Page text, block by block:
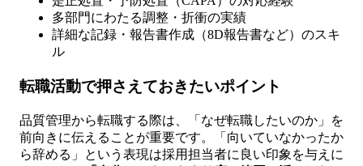
多部門にわたる調整・折衝の実績
詳細な記録・報告書作成（8D報告書など）のスキ
ル
転職活動で押さえておきたいポイント
品質管理から転職する際は、「なぜ転職したいのか」を
前向きに伝えることが重要です。「向いていなかったか
ら辞める」という表現は採用担当者に良い印象を与えに